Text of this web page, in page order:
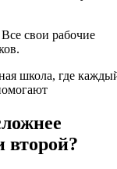
свои рабочие
школа, где
второй?